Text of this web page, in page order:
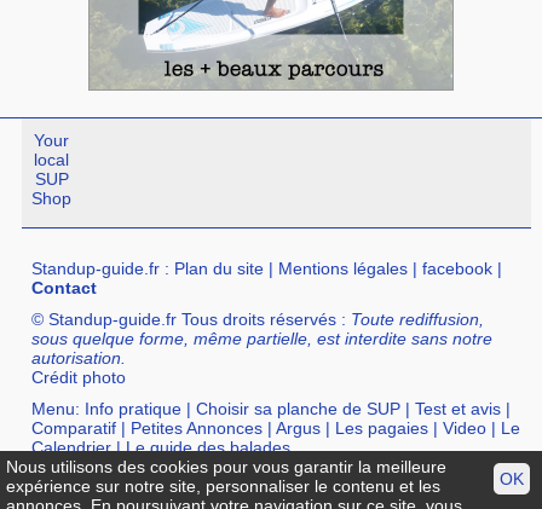
Your
local
SUP
Shop
Standup-guide.fr : Plan du site | Mentions légales |facebook |
Contact
© Standup-guide.fr Tous droits réservés : Toute rediffusion,
sous quelque forme, même partielle, est interdite sans notre
autorisation.
Crédit photo
Menu: Info pratique |Choisir sa planche de SUP |Test et avis |
Comparatif | Petites Annonces |Argus | Les pagaies |Video | Le
Calendrier|Le guide des balades
Annuaire :SurfShop et Magasins pour acheter un SUP
Points
Location de SUP|Ecole de SUP
OK
Nous utilisons des cookies pour vous garantir la meilleure
expérience sur notre site, personnaliser le contenu et les